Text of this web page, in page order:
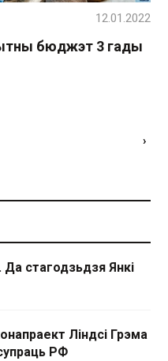
бюджэт 3 гады
12.01.2022
›
Да стагодзьдзя Янкі
Ліндсі Грэма
РФ